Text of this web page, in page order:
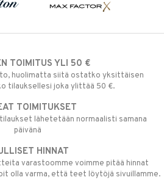
TOIMITUS YLI 50 €
huolimatta siitä ostatko yksittäisen
tilauksellesi joka ylittää 50 €.
TOIMITUKSET
lähetetään normaalisti samana
päivänä
HINNAT
varastoomme voimme pitää hinnat
olla varma, että teet löytöjä sivuillamme.